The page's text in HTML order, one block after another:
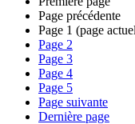
Page précédente
Page 1 (page
Page 2
Page 3
Page 4
Page 5
Page suivante
Dernière page